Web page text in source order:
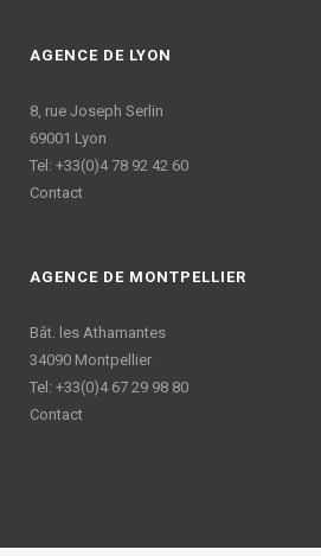
AGENCE DE LYON
8, rue Joseph Serlin
69001 Lyon
Tel: +33(0)4 78 92 42 60
Contact
AGENCE DE MONTPELLIER
Bât. les Athamantes
34090 Montpellier
Tel: +33(0)4 67 29 98 80
Contact